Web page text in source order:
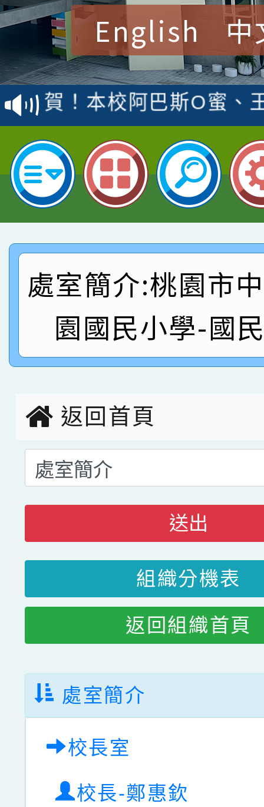
English 中
賀！本校參加桃園市中
賽 洪綺君教師榮獲社
名
賀！本校阿巴斯O蜜、
倩參加桃園市科展 國
名 指導老師王老師、
賀！本校四年二班張O
園市英語競賽國小朗讀
指導老師林老師
賀！本校參加桃園市中
賽 劉文瑛教師榮獲教
臺灣台語-第二名
賀！本校參與2026世
市賽榮獲科學小創客佳
創客第三名。
賀！本校參加桃園市中
賽 洪綺君教師榮獲社
名
倩參加桃園市科展 國
名 指導老師王老師、
賀！本校四年二班張O
園市英語競賽國小朗
指導老師林老師
賀！本校參加桃園市中
賽 劉文瑛教師榮獲教
賀！本校參與2026世
創客第三名。
處室簡介:桃園市
園國民小學-國
返回首頁
送出
組織分機表
返回組織首頁
處室簡介
校長室
校長-鄭惠欽